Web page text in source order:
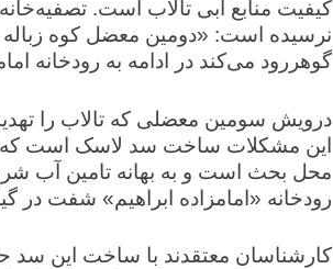
گوهررود می‌کند در ادامه به رودخانه
درویش سومین معضلی که تالاب را
این مشکلات ساخت سد لاسک است که
محل بحث است و به بهانه تامین
رودخانه «امامزاده ابراهیم» شفت در
کارشناسان معتقدند با ساخت این سد